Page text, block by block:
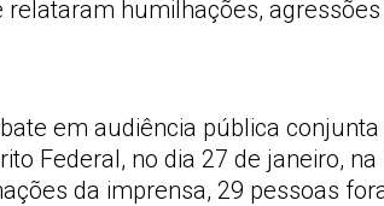
humilhações,
em audiência pública
Federal, no dia 27 de janeiro,
da imprensa, 29 pessoas